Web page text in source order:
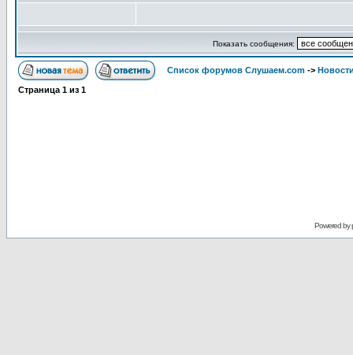
Показать сообщения:
Список форумов Слушаем.com ->
Страница 1 из 1
Powered by